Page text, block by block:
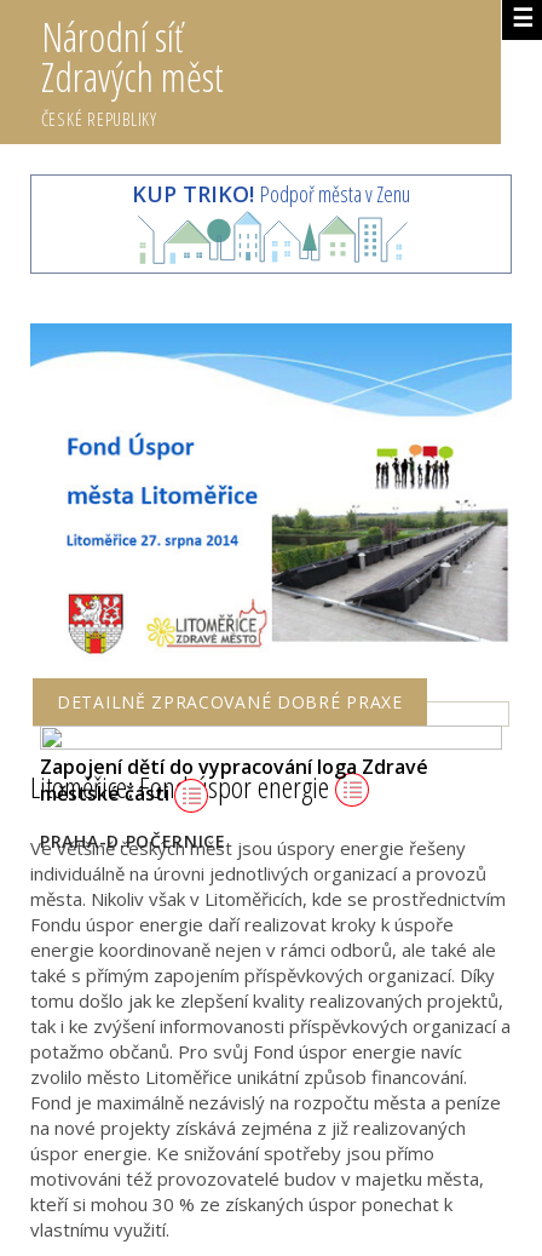
☰
Národní síť
Zdravých měst
ČESKÉ REPUBLIKY
KUP TRIKO! Podpoř města v Zenu
DETAILNĚ ZPRACOVANÉ DOBRÉ PRAXE
Zapojení dětí do vypracování loga Zdravé
městské části
PRAHA-D.POČERNICE
Litoměřice: Fond úspor energie
Ve většině českých měst jsou úspory energie řešeny
individuálně na úrovni jednotlivých organizací a provozů
města. Nikoliv však v Litoměřicích, kde se prostřednictvím
Fondu úspor energie daří realizovat kroky k úspoře
energie koordinovaně nejen v rámci odborů, ale také ale
také s přímým zapojením příspěvkových organizací. Díky
tomu došlo jak ke zlepšení kvality realizovaných projektů,
tak i ke zvýšení informovanosti příspěvkových organizací a
potažmo občanů. Pro svůj Fond úspor energie navíc
zvolilo město Litoměřice unikátní způsob financování.
Fond je maximálně nezávislý na rozpočtu města a peníze
na nové projekty získává zejména z již realizovaných
úspor energie. Ke snižování spotřeby jsou přímo
motivováni též provozovatelé budov v majetku města,
kteří si mohou 30 % ze získaných úspor ponechat k
vlastnímu využití.